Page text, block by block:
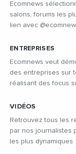
Ecomnews
salons, forums les
lien avec
ENTREPRISES
Ecomnews veut
des entreprises sur
réalisant des focus
VIDÉOS
Retrouvez tous les
par nos journalistes
les plus dynamiques